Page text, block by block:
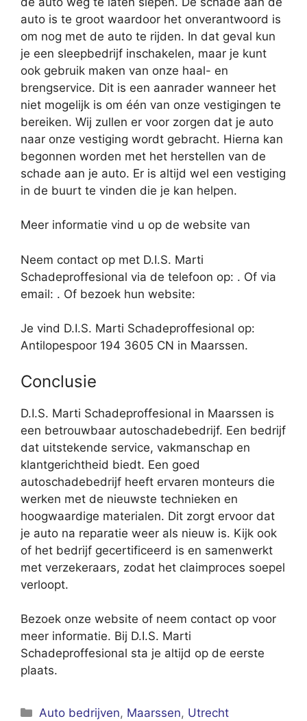
auto is te groot waardoor het onverantwoord is
om nog met de auto te rijden. In dat geval kun
je een sleepbedrijf inschakelen, maar je kunt
ook gebruik maken van onze haal- en
brengservice. Dit is een aanrader wanneer het
niet mogelijk is om één van onze vestigingen te
bereiken. Wij zullen er voor zorgen dat je auto
naar onze vestiging wordt gebracht. Hierna kan
begonnen worden met het herstellen van de
schade aan je auto. Er is altijd wel een vestiging
in de buurt te vinden die je kan helpen.
Meer informatie vind u op de website van
Neem contact op met D.I.S. Marti
Schadeproffesional via de telefoon op: . Of via
email: . Of bezoek hun website:
Je vind D.I.S. Marti Schadeproffesional op:
Antilopespoor 194 3605 CN in Maarssen.
Conclusie
D.I.S. Marti Schadeproffesional in Maarssen is
een betrouwbaar autoschadebedrijf. Een bedrijf
dat uitstekende service, vakmanschap en
klantgerichtheid biedt. Een goed
autoschadebedrijf heeft ervaren monteurs die
werken met de nieuwste technieken en
hoogwaardige materialen. Dit zorgt ervoor dat
je auto na reparatie weer als nieuw is. Kijk ook
of het bedrijf gecertificeerd is en samenwerkt
met verzekeraars, zodat het claimproces soepel
verloopt.
Bezoek onze website of neem contact op voor
meer informatie. Bij D.I.S. Marti
Schadeproffesional sta je altijd op de eerste
plaats.
Categorieën
Auto bedrijven, Maarssen, Utrecht